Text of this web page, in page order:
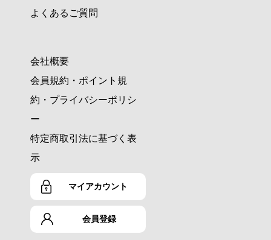
よくあるご質問
会社概要
会員規約・ポイント規
約・プライバシーポリシ
ー
特定商取引法に基づく表
示
マイアカウント
会員登録